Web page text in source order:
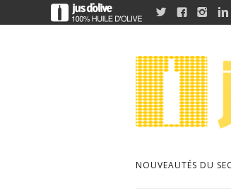
NOUVEAUTÉS DU
   